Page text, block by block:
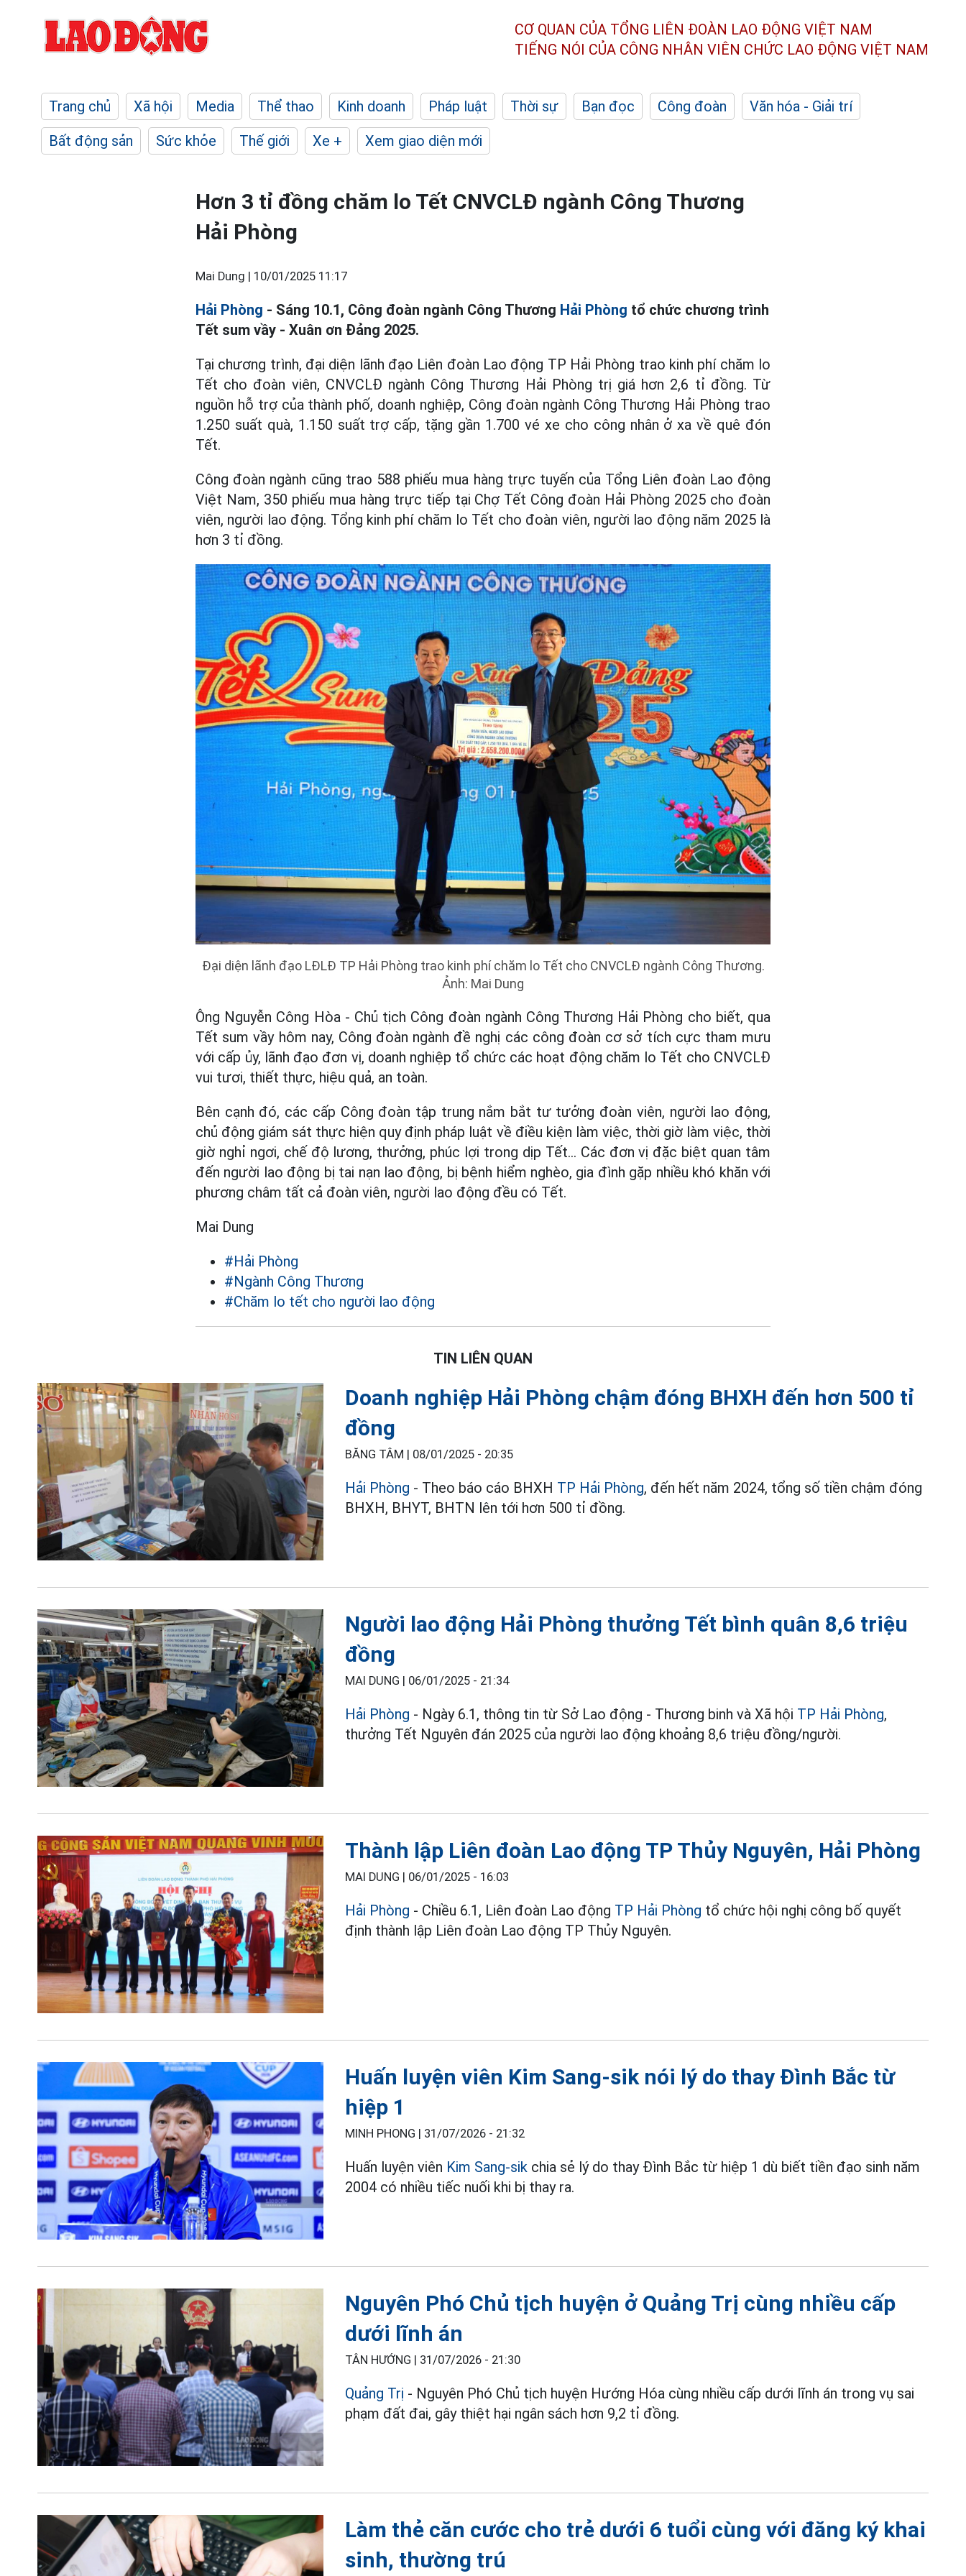
CƠ QUAN CỦA TỔNG LIÊN ĐOÀN LAO ĐỘNG VIỆT NAM
TIẾNG NÓI CỦA CÔNG NHÂN VIÊN CHỨC LAO ĐỘNG VIỆT NAM
Trang chủ Xã hội Media Thể thao Kinh doanh Pháp luật Thời sự Bạn đọc Công đoàn
Văn hóa - Giải trí
Bất động sản
Sức khỏe Thế giới Xe + Xem giao diện mới
Hơn 3 tỉ đồng chăm lo Tết CNVCLĐ ngành Công Thương
Hải Phòng
Mai Dung | 10/01/2025 11:17
Hải Phòng - Sáng 10.1, Công đoàn ngành Công Thương Hải Phòng tổ chức chương trình
Tết sum vầy - Xuân ơn Đảng 2025.
Tại chương trình, đại diện lãnh đạo Liên đoàn Lao động TP Hải Phòng trao kinh phí chăm lo
Tết cho đoàn viên, CNVCLĐ ngành Công Thương Hải Phòng trị giá hơn 2,6 tỉ đồng. Từ
nguồn hỗ trợ của thành phố, doanh nghiệp, Công đoàn ngành Công Thương Hải Phòng trao
1.250 suất quà, 1.150 suất trợ cấp, tặng gần 1.700 vé xe cho công nhân ở xa về quê đón
Tết.
Công đoàn ngành cũng trao 588 phiếu mua hàng trực tuyến của Tổng Liên đoàn Lao động
Việt Nam, 350 phiếu mua hàng trực tiếp tại Chợ Tết Công đoàn Hải Phòng 2025 cho đoàn
viên, người lao động. Tổng kinh phí chăm lo Tết cho đoàn viên, người lao động năm 2025 là
hơn 3 tỉ đồng.
Đại diện lãnh đạo LĐLĐ TP Hải Phòng trao kinh phí chăm lo Tết cho CNVCLĐ ngành Công Thương.
Ảnh: Mai Dung
Ông Nguyễn Công Hòa - Chủ tịch Công đoàn ngành Công Thương Hải Phòng cho biết, qua
Tết sum vầy hôm nay, Công đoàn ngành đề nghị các công đoàn cơ sở tích cực tham mưu
với cấp ủy, lãnh đạo đơn vị, doanh nghiệp tổ chức các hoạt động chăm lo Tết cho CNVCLĐ
vui tươi, thiết thực, hiệu quả, an toàn.
Bên cạnh đó, các cấp Công đoàn tập trung nắm bắt tư tưởng đoàn viên, người lao động,
chủ động giám sát thực hiện quy định pháp luật về điều kiện làm việc, thời giờ làm việc, thời
giờ nghỉ ngơi, chế độ lương, thưởng, phúc lợi trong dịp Tết... Các đơn vị đặc biệt quan tâm
đến người lao động bị tai nạn lao động, bị bệnh hiểm nghèo, gia đình gặp nhiều khó khăn với
phương châm tất cả đoàn viên, người lao động đều có Tết.
Mai Dung
#Hải Phòng
#Ngành Công Thương
#Chăm lo tết cho người lao động
TIN LIÊN QUAN
Doanh nghiệp Hải Phòng chậm đóng BHXH đến hơn 500 tỉ
đồng
BĂNG TÂM | 08/01/2025 - 20:35
Hải Phòng - Theo báo cáo BHXH TP Hải Phòng, đến hết năm 2024, tổng số tiền chậm đóng
BHXH, BHYT, BHTN lên tới hơn 500 tỉ đồng.
Người lao động Hải Phòng thưởng Tết bình quân 8,6 triệu
đồng
MAI DUNG | 06/01/2025 - 21:34
Hải Phòng - Ngày 6.1, thông tin từ Sở Lao động - Thương binh và Xã hội TP Hải Phòng,
thưởng Tết Nguyên đán 2025 của người lao động khoảng 8,6 triệu đồng/người.
Thành lập Liên đoàn Lao động TP Thủy Nguyên, Hải Phòng
MAI DUNG | 06/01/2025 - 16:03
Hải Phòng - Chiều 6.1, Liên đoàn Lao động TP Hải Phòng tổ chức hội nghị công bố quyết
định thành lập Liên đoàn Lao động TP Thủy Nguyên.
Huấn luyện viên Kim Sang-sik nói lý do thay Đình Bắc từ
hiệp 1
MINH PHONG | 31/07/2026 - 21:32
Huấn luyện viên Kim Sang-sik chia sẻ lý do thay Đình Bắc từ hiệp 1 dù biết tiền đạo sinh năm
2004 có nhiều tiếc nuối khi bị thay ra.
Nguyên Phó Chủ tịch huyện ở Quảng Trị cùng nhiều cấp
dưới lĩnh án
TÂN HƯỚNG | 31/07/2026 - 21:30
Quảng Trị - Nguyên Phó Chủ tịch huyện Hướng Hóa cùng nhiều cấp dưới lĩnh án trong vụ sai
phạm đất đai, gây thiệt hại ngân sách hơn 9,2 tỉ đồng.
Làm thẻ căn cước cho trẻ dưới 6 tuổi cùng với đăng ký khai
sinh, thường trú